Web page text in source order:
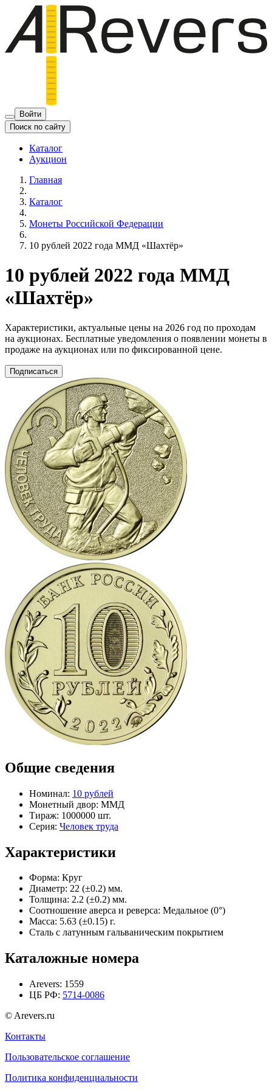
Войти
Поиск по сайту
Каталог
Аукцион
Главная
Каталог
Монеты Российской Федерации
10 рублей 2022 года ММД «Шахтёр»
10 рублей 2022 года ММД
«Шахтёр»
Характеристики, актуальные цены на 2026 год по проходам
на аукционах. Бесплатные уведомления о появлении монеты в
продаже на аукционах или по фиксированной цене.
Подписаться
Общие сведения
Номинал: 10 рублей
Монетный двор: ММД
Тираж: 1000000 шт.
Серия: Человек труда
Характеристики
Форма: Круг
Диаметр: 22 (±0.2) мм.
Толщина: 2.2 (±0.2) мм.
Соотношение аверса и реверса: Медальное (0°)
Масса: 5.63 (±0.15) г.
Сталь с латунным гальваническим покрытием
Каталожные номера
Arevers: 1559
ЦБ РФ: 5714-0086
© Arevers.ru
Контакты
Пользовательское соглашение
Политика конфиденциальности